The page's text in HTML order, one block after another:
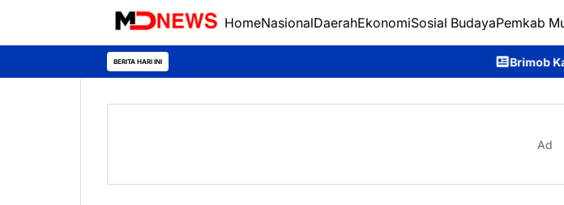
HomeNasionalDaerahEkonomiSosial BudayaPemkab
BERITA HARI INI Brimob Kalteng Bersama
Ad